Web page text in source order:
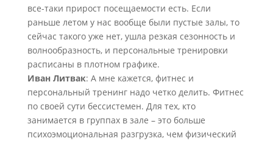
все-таки прирост посещаемости есть. Если
раньше летом у нас вообще были пустые залы, то
сейчас такого уже нет, ушла резкая сезонность и
волнообразность, и персональные тренировки
расписаны в плотном графике.
Иван Литвак: А мне кажется, фитнес и
персональный тренинг надо четко делить. Фитнес
по своей сути бессистемен. Для тех, кто
занимается в группах в зале – это больше
психоэмоциональная разгрузка, чем физический